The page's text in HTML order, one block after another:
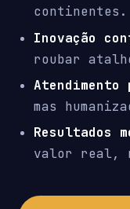
continentes.
Inovação
roubar
Atendimento
mas
Resultados
valor real,